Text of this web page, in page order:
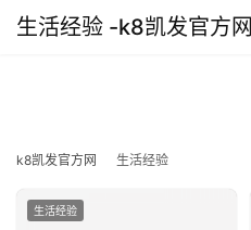
生活经验 -k8凯发官方网
k8凯发官方网 生活经验
生活经验